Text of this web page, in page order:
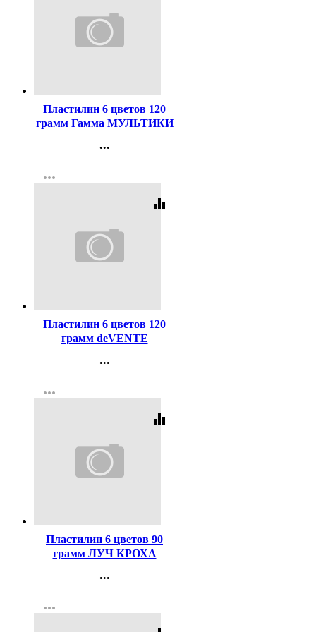
Пластилин 6 цветов 120
грамм Гамма МУЛЬТИКИ
коробка арт 280015/281015
...
Регистрация
more_horiz
equalizer
Пластилин 6 цветов 120
грамм deVENTE
картонная коробка
...
Регистрация
more_horiz
equalizer
Пластилин 6 цветов 90
грамм ЛУЧ КРОХА
863-08
...
Регистрация
more_horiz